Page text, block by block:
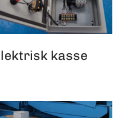
kasse